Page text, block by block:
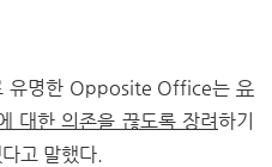
유명한 Opposite Office는 유
대한 의존을 끊도록 장려하기
고 말했다.